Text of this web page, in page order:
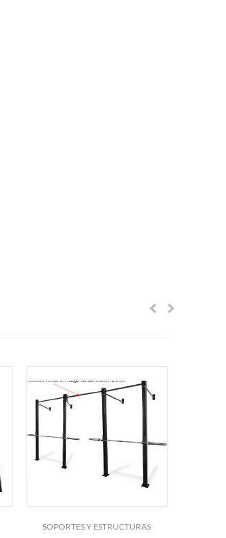
SOPORTES Y ESTRUCTURAS